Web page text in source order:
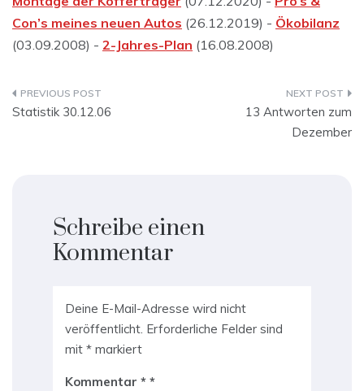
Con’s meines neuen Autos (26.12.2019) - Ökobilanz
(03.09.2008) - 2-Jahres-Plan (16.08.2008)
Beitragsnavigation
Statistik 30.12.06
13 Antworten zum
Dezember
Schreibe einen
Kommentar
Deine E-Mail-Adresse wird nicht
veröffentlicht. Erforderliche Felder sind
mit * markiert
Kommentar *